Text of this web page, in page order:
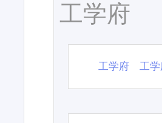
工学府
工学府 工学